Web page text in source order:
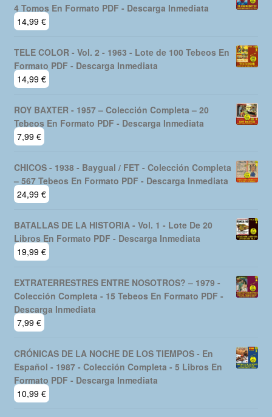
4 Tomos En Formato PDF - Descarga Inmediata
14,99 €
TELE COLOR - Vol. 2 - 1963 - Lote de 100 Tebeos En
Formato PDF - Descarga Inmediata
14,99 €
ROY BAXTER - 1957 – Colección Completa – 20
Tebeos En Formato PDF - Descarga Inmediata
7,99 €
CHICOS - 1938 - Baygual / FET - Colección Completa
– 567 Tebeos En Formato PDF - Descarga Inmediata
24,99 €
BATALLAS DE LA HISTORIA - Vol. 1 - Lote De 20
Libros En Formato PDF - Descarga Inmediata
19,99 €
EXTRATERRESTRES ENTRE NOSOTROS? – 1979 -
Colección Completa - 15 Tebeos En Formato PDF -
Descarga Inmediata
7,99 €
CRÓNICAS DE LA NOCHE DE LOS TIEMPOS - En
Español - 1987 - Colección Completa - 5 Libros En
Formato PDF - Descarga Inmediata
10,99 €